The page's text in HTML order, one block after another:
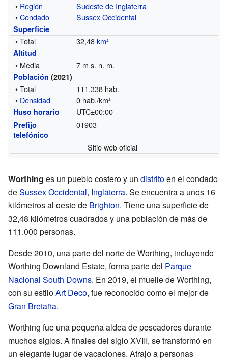
• Región
Sudeste de Inglaterra
•Condado Sussex Occidental
Superficie
• Total 32,48km²
Altitud
• Media 7 m s. n. m.
Población (2021)
• Total
111,338 hab.
• Densidad 0 hab./km²
Huso horario UTC±00:00
Prefijo
telefónico
01903
Sitio web oficial
Worthing es un pueblo costero y un distritoen el condado
deSussex Occidental, Inglaterra. Se encuentra a unos 16
kilómetros al oeste de Brighton. Tiene una superficie de
32,48 kilómetros cuadrados y una población de más de
111.000 personas.
Desde 2010, una parte del norte de Worthing, incluyendo
Worthing Downland Estate, forma parte del Parque
Nacional South Downs. En 2019, el muelle de Worthing,
con su estiloArt Deco, fue reconocido como el mejor de
Gran Bretaña.
Worthing fue una pequeña aldea de pescadores durante
muchos siglos. A finales del siglo XVIII, se transformó en
un elegante lugar de vacaciones. Atrajo a personas